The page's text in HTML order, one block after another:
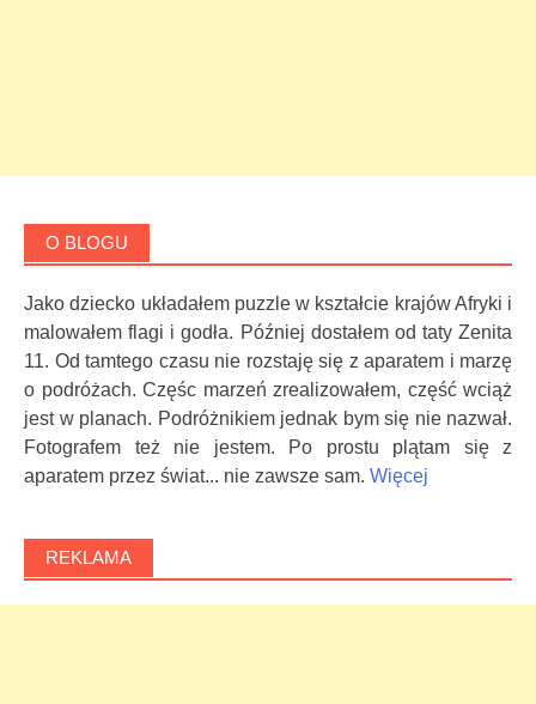
O BLOGU
Jako dziecko układałem puzzle w kształcie krajów Afryki i
malowałem flagi i godła. Później dostałem od taty Zenita
11. Od tamtego czasu nie rozstaję się z aparatem i marzę
o podróżach. Częśc marzeń zrealizowałem, część wciąż
jest w planach. Podróżnikiem jednak bym się nie nazwał.
Fotografem też nie jestem. Po prostu plątam się z
aparatem przez świat... nie zawsze sam. Więcej
REKLAMA